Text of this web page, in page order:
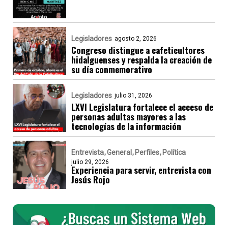
Legisladores agosto 2, 2026
Congreso distingue a cafeticultores
hidalguenses y respalda la creación de
su día conmemorativo
Legisladores julio 31, 2026
LXVI Legislatura fortalece el acceso de
personas adultas mayores a las
tecnologías de la información
Entrevista General Perfiles Política
julio 29, 2026
Experiencia para servir, entrevista con
Jesús Rojo